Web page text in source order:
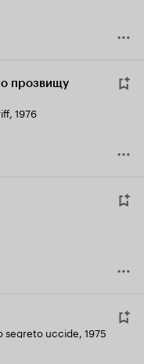
прозвищу
, 1976
segreto uccide, 1975